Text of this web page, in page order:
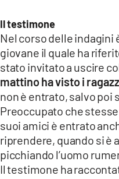
Il testimone
Nel corso delle indagini
giovane il quale ha
stato invitato a uscire
mattino ha visto i
non è entrato, salvo poi
Preoccupato che
suoi amici è entrato
riprendere, quando si è
picchiando l’uomo
Il testimone ha